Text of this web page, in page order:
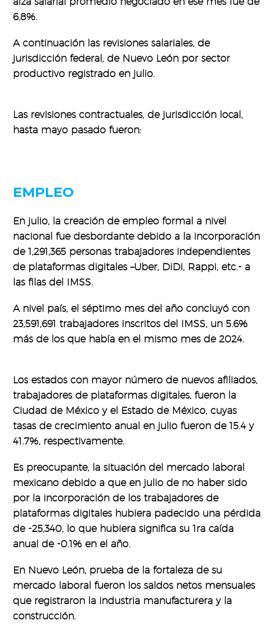
6.8%.
A continuación las revisiones salariales, de
jurisdicción federal, de Nuevo León por sector
productivo registrado en julio.
Las revisiones contractuales, de jurisdicción local,
hasta mayo pasado fueron:
EMPLEO
En julio, la creación de empleo formal a nivel
nacional fue desbordante debido a la incorporación
de 1,291,365 personas trabajadores independientes
de plataformas digitales –Uber, DiDi, Rappi, etc.- a
las filas del IMSS.
A nivel país, el séptimo mes del año concluyó con
23,591,691 trabajadores inscritos del IMSS, un 5.6%
más de los que había en el mismo mes de 2024.
Los estados con mayor número de nuevos afiliados,
trabajadores de plataformas digitales, fueron la
Ciudad de México y el Estado de México, cuyas
tasas de crecimiento anual en julio fueron de 15.4 y
41.7%, respectivamente.
Es preocupante, la situación del mercado laboral
mexicano debido a que en julio de no haber sido
por la incorporación de los trabajadores de
plataformas digitales hubiera padecido una pérdida
de -25,340, lo que hubiera significa su 1ra caída
anual de -0.1% en el año.
En Nuevo León, prueba de la fortaleza de su
mercado laboral fueron los saldos netos mensuales
que registraron la industria manufacturera y la
construcción.